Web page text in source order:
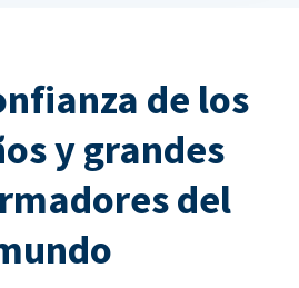
de los
y grandes
del